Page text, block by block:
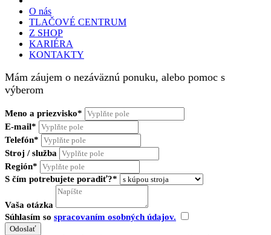
O nás
TLAČOVÉ CENTRUM
Z SHOP
KARIÉRA
KONTAKTY
Mám záujem o nezáväznú ponuku, alebo pomoc s
výberom
Meno a priezvisko*
E-mail*
Telefón*
Stroj / služba
Región*
S čím potrebujete poradiť?*
Vaša otázka
Súhlasím so spracovaním osobných údajov.